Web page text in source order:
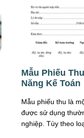
Mẫu Phiếu
Năng Kế Toán
Mẫu phiếu thu là
được sử dụng
nghiệp. Tùy theo